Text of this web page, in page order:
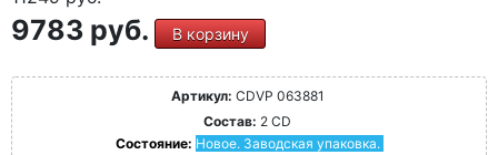
9783 руб. В корзину
Артикул: CDVP 063881
Состав: 2 CD
Состояние: Новое. Заводская упаковка.